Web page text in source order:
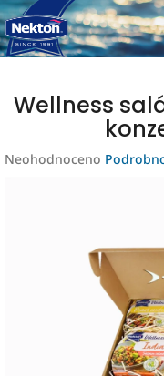
Přejít
na
obsah
Wellness
Průměrné
Neohodnoceno